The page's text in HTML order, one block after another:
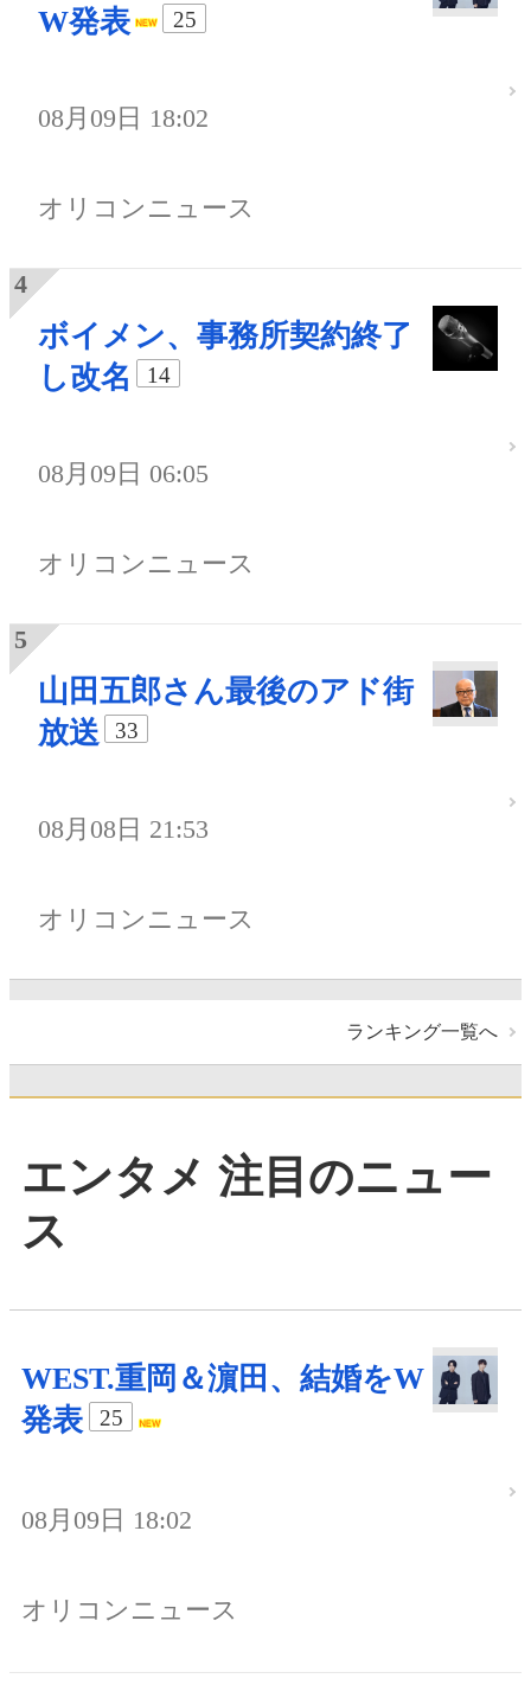
W発表
25
08月09日 18:02
オリコンニュース
ボイメン、事務所契約終了
し改名
14
08月09日 06:05
オリコンニュース
山田五郎さん最後のアド街
放送
33
08月08日 21:53
オリコンニュース
ランキング一覧へ
エンタメ 注目のニュー
ス
WEST.重岡＆濵田、結婚をW
発表
25
08月09日 18:02
オリコンニュース